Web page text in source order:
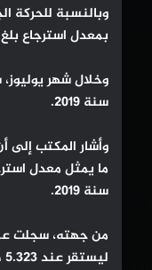
بمعدل استرجاع بلغ 70 في المائة مقارنة مع نفس الفترة من سنة 2019.
سنة 2019.
سنة 2019.
ليستقر عند 5.323 طن.